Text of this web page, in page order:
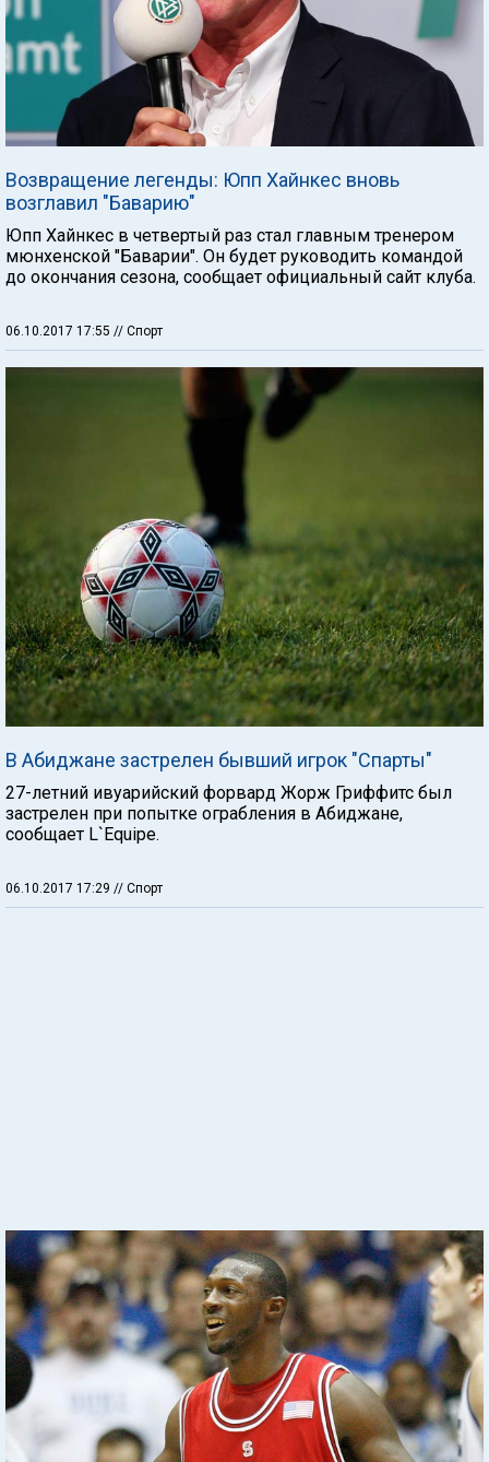
Возвращение легенды: Юпп Хайнкес вновь
возглавил "Баварию"
Юпп Хайнкес в четвертый раз стал главным тренером
мюнхенской "Баварии". Он будет руководить командой
до окончания сезона, сообщает официальный сайт клуба.
06.10.2017 17:55 // Спорт
В Абиджане застрелен бывший игрок "Спарты"
27-летний ивуарийский форвард Жорж Гриффитс был
застрелен при попытке ограбления в Абиджане,
сообщает L`Equipe.
06.10.2017 17:29 // Спорт